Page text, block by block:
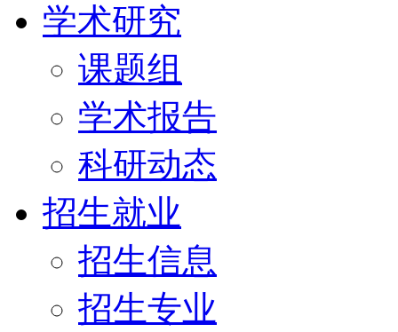
学术研究
课题组
学术报告
科研动态
招生就业
招生信息
招生专业